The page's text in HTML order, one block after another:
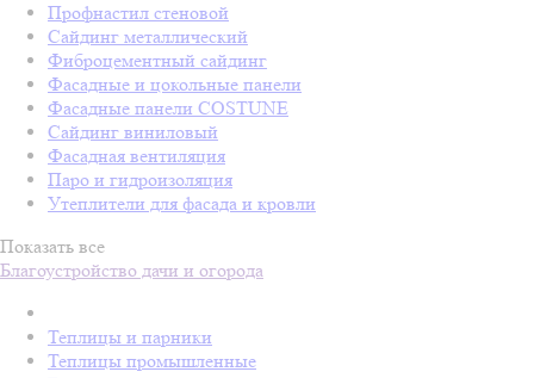
Профнастил стеновой
Сайдинг металлический
Фиброцементный сайдинг
Фасадные и цокольные панели
Фасадные панели COSTUNE
Сайдинг виниловый
Фасадная вентиляция
Паро и гидроизоляция
Утеплители для фасада и кровли
Показать все
Благоустройство дачи и огорода
Теплицы и парники
Теплицы промышленные